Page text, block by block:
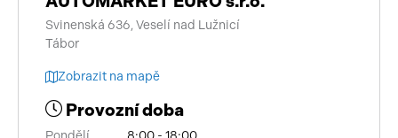
Svinenská 636, Veselí nad Lužnicí
Tábor
Zobrazit na mapě
Provozní doba